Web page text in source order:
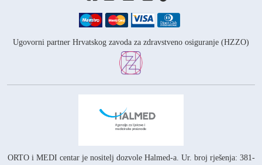
Ugovorni partner Hrvatskog zavoda za zdravstveno osiguranje (HZZO)
ORTO i MEDI centar je nositelj dozvole Halmed-a. Ur. broj rješenja: 381-